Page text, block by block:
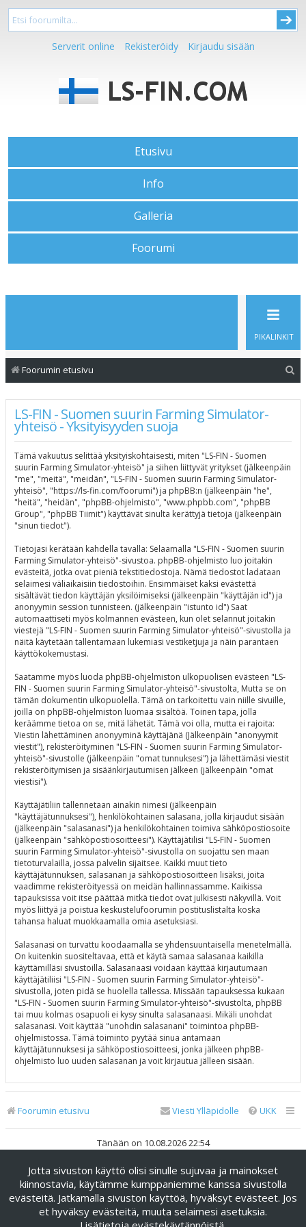
Serverit online Rekisteröidy Kirjaudu sisään
Etusivu
Info
Galleria
Foorumi
PIKALINKIT
Foorumin etusivu
LS-FIN - Suomen suurin Farming Simulator-
yhteisö - Yksityisyyden suoja
Tämä vakuutus selittää yksityiskohtaisesti, miten "LS-FIN - Suomen
suurin Farming Simulator-yhteisö" ja siihen liittyvät yritykset (jälkeenpäin
"me", "meitä", "meidän", "LS-FIN - Suomen suurin Farming Simulator-
yhteisö", "https://ls-fin.com/foorumi") ja phpBB:n (jälkeenpäin "he",
"heitä", "heidän", "phpBB-ohjelmisto", "www.phpbb.com", "phpBB
Group", "phpBB Tiimit") käyttävät sinulta kerättyjä tietoja (jälkeenpäin
"sinun tiedot").
Tietojasi kerätään kahdella tavalla: Selaamalla "LS-FIN - Suomen suurin
Farming Simulator-yhteisö"-sivustoa. phpBB-ohjelmisto luo joitakin
evästeitä, jotka ovat pieniä tekstitiedostoja. Nämä tiedostot ladataan
selaimesi väliaikaisiin tiedostoihin. Ensimmäiset kaksi evästettä
sisältävät tiedon käyttäjän yksilöimiseksi (jälkeenpäin "käyttäjän id") ja
anonyymin session tunnisteen. (jälkeenpäin "istunto id") Saat
automaattiseti myös kolmannen evästeen, kun olet selannut joitakin
viestejä "LS-FIN - Suomen suurin Farming Simulator-yhteisö"-sivustolla ja
näitä käytetään tallentamaan lukemiasi vestiketjuja ja näin parantaen
käyttökokemustasi.
Saatamme myös luoda phpBB-ohjelmiston ulkopuolisen evästeen "LS-
FIN - Suomen suurin Farming Simulator-yhteisö"-sivustolta, Mutta se on
tämän dokumentin ulkopuolella. Tämä on tarkoitettu vain niille sivuille,
joilla on phpBB-ohjelmiston luomaa sisältöä. Toinen tapa, jolla
keräämme tietoa on se, mitä lähetät. Tämä voi olla, mutta ei rajoita:
Viestin lähettäminen anonyyminä käyttäjänä (Jälkeenpäin "anonyymit
viestit"), rekisteröityminen "LS-FIN - Suomen suurin Farming Simulator-
yhteisö"-sivustolle (jälkeenpäin "omat tunnuksesi") ja lähettämäsi viestit
rekisteröitymisen ja sisäänkirjautumisen jälkeen (jälkeenpäin "omat
viestisi").
Käyttäjätiliin tallennetaan ainakin nimesi (jälkeenpäin
"käyttäjätunnuksesi"), henkilökohtainen salasana, jolla kirjaudut sisään
(jälkeenpäin "salasanasi") ja henkilökohtainen toimiva sähköpostiosoite
(jälkeenpäin "sähköpostiosoitteesi"). Käyttäjätilisi "LS-FIN - Suomen
suurin Farming Simulator-yhteisö"-sivustolla on suojattu sen maan
tietoturvalailla, jossa palvelin sijaitsee. Kaikki muut tieto
käyttäjätunnuksen, salasanan ja sähköpostiosoitteen lisäksi, joita
vaadimme rekisteröityessä on meidän hallinnassamme. Kaikissa
tapauksissa voit itse päättää mitkä tiedot ovat julkisesti näkyvillä. Voit
myös liittyä ja poistua keskustelufoorumin postituslistalta koska
tahansa haluat muokkaamalla omia asetuksiasi.
Salasanasi on turvattu koodaamalla se yhdensuuntaisella menetelmällä.
On kuitenkin suositeltavaa, että et käytä samaa salasanaa kaikilla
käyttämilläsi sivustoilla. Salasanaasi voidaan käyttää kirjautumaan
käyttäjätiliisi "LS-FIN - Suomen suurin Farming Simulator-yhteisö"-
sivustolla, joten pidä se huolella tallessa. Missään tapauksessa kukaan
"LS-FIN - Suomen suurin Farming Simulator-yhteisö"-sivustolta, phpBB
tai muu kolmas osapuoli ei kysy sinulta salasanaasi. Mikäli unohdat
salasanasi. Voit käyttää "unohdin salasanani" toimintoa phpBB-
ohjelmistossa. Tämä toiminto pyytää sinua antamaan
käyttäjätunnuksesi ja sähköpostiosoitteesi, jonka jälkeen phpBB-
ohjelmisto luo uuden salasanan ja voit kirjautua jälleen sisään.
Foorumin etusivu UKK
Viesti Ylläpidolle
Tänään on 10.08.2026 22:54
Keskustelufoorumin ohjelmistophpBB® Forum Software ©
phpBB Limited
Käännös: phpBB Suomi (lurttinen, harritapio, Pettis)
phpBB Metro Theme byPixelGoose Studio
Jotta sivuston käyttö olisi sinulle sujuvaa ja mainokset
kiinnostavia, käytämme kumppaniemme kanssa sivustolla
evästeitä. Jatkamalla sivuston käyttöä, hyväksyt evästeet. Jos
et hyväksy evästeitä, muuta selaimesi asetuksia.